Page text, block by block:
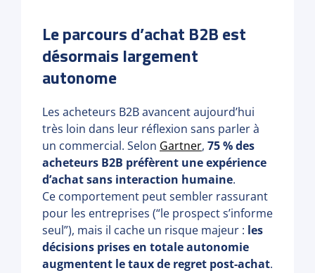
Le parcours d’achat B2B est
désormais largement
autonome
Les acheteurs B2B avancent aujourd’hui
très loin dans leur réflexion sans parler à
un commercial. Selon Gartner, 75 % des
acheteurs B2B préfèrent une expérience
d’achat sans interaction humaine.
Ce comportement peut sembler rassurant
pour les entreprises (“le prospect s’informe
seul”), mais il cache un risque majeur : les
décisions prises en totale autonomie
augmentent le taux de regret post-achat.